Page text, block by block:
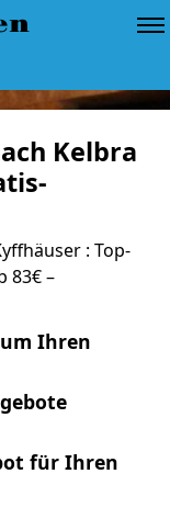
Kelbra
: Top-
83€ –
Ihren
für Ihren